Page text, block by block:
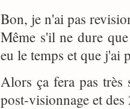
Bon, je n'ai pas
Même s'il ne dure
eu le temps et que j'ai
Alors ça fera pas très
post-visionnage et